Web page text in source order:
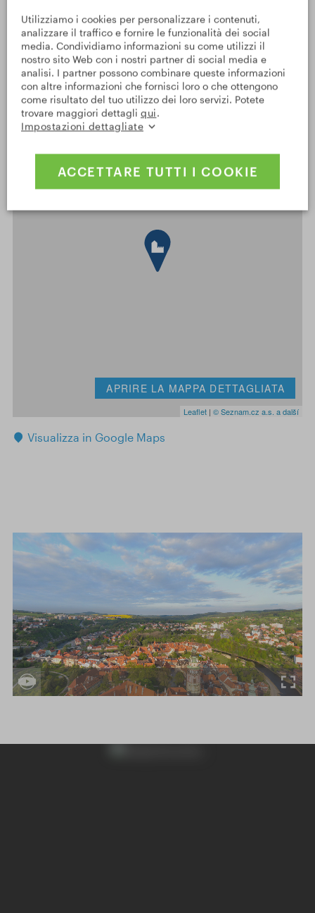
info@ckrumlov.info
+420 380 704 623
https://www.ckrumlov.info/en/cesky-krumlov/
https://www.ckrumlov.info/en/infocenter-cesky-
krumlov/
3000 ft
APRIRE LA MAPPA DETTAGLIATA
Leaflet | © Seznam.cz a.s. a další
Visualizza in Google Maps
Utilizziamo i cookies per personalizzare i contenuti,
analizzare il traffico e fornire le funzionalità dei social
media. Condividiamo informazioni su come utilizzi il
nostro sito Web con i nostri partner di social media e
analisi. I partner possono combinare queste informazioni
con altre informazioni che fornisci loro o che ottengono
come risultato del tuo utilizzo dei loro servizi. Potete
trovare maggiori dettagli qui.
Impostazioni dettagliate
ACCETTARE TUTTI I COOKIE